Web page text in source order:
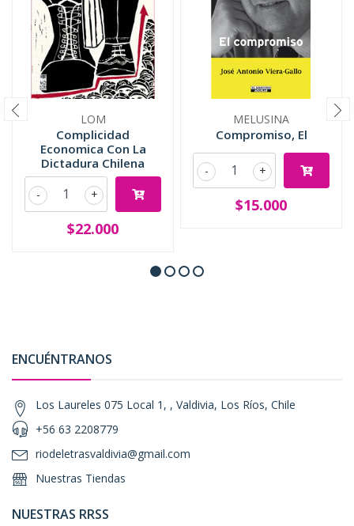
LOM
Complicidad
Economica Con La
Dictadura Chilena
+
-
$22.000
MELUSINA
Compromiso, El
+
-
$15.000
ENCUÉNTRANOS
Los Laureles 075 Local 1, , Valdivia, Los Ríos, Chile
+56 63 2208779
riodeletrasvaldivia@gmail.com
Nuestras Tiendas
NUESTRAS RRSS